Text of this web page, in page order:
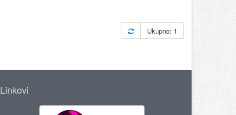
Ukupno: 1
Linkovi